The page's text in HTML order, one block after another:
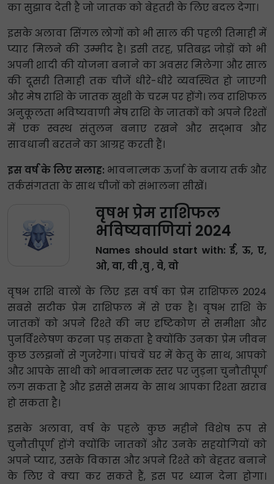
का सुझाव देती है जो जातक को बेहतरी के लिए बदल देगा।
इसके अलावा सिंगल लोगों को भी साल की पहली तिमाही में
प्यार मिलने की उम्मीद है। इसी तरह, प्रतिबद्ध जोड़ों को भी
अपनी शादी की योजना बनाने का अवसर मिलेगा और साल
की दूसरी तिमाही तक चीजें धीरे-धीरे व्यवस्थित हो जाएगी
और मेष राशि के जातक खुशी के चरम पर होंगे। लव राशिफल
अनुकूलता भविष्यवाणी मेष राशि के जातकों को अपने रिश्तों
में एक स्वस्थ संतुलन बनाए रखने और सद्भाव और
सावधानी बरतने का आग्रह करती हैं।
इस वर्ष के लिए सलाह: भावनात्मक ऊर्जा के बजाय तर्क और
तर्कसंगतता के साथ चीजों को संभालना सीखें।
वृषभ प्रेम राशिफल
भविष्यवाणियां 2024
Names should start with: ई, ऊ, ए,
ओ, वा, वी ,वु , वे, वो
वृषभ राशि वालों के लिए इस वर्ष का प्रेम राशिफल 2024
सबसे सटीक प्रेम राशिफल में से एक है। वृषभ राशि के
जातकों को अपने रिश्ते की नए दृष्टिकोण से समीक्षा और
पुनर्विश्लेषण करना पड़ सकता है क्योंकि उनका प्रेम जीवन
कुछ उलझनों से गुजरेगा। पांचवें घर में केतु के साथ, आपको
और आपके साथी को भावनात्मक स्तर पर जुड़ना चुनौतीपूर्ण
लग सकता है और इससे समय के साथ आपका रिश्ता खराब
हो सकता है।
इसके अलावा, वर्ष के पहले कुछ महीने विशेष रूप से
चुनौतीपूर्ण होंगे क्योंकि जातकों और उनके सहयोगियों को
अपने प्यार, उसके विकास और अपने रिश्ते को बेहतर बनाने
के लिए वे क्या कर सकते हैं, इस पर ध्यान देना होगा।